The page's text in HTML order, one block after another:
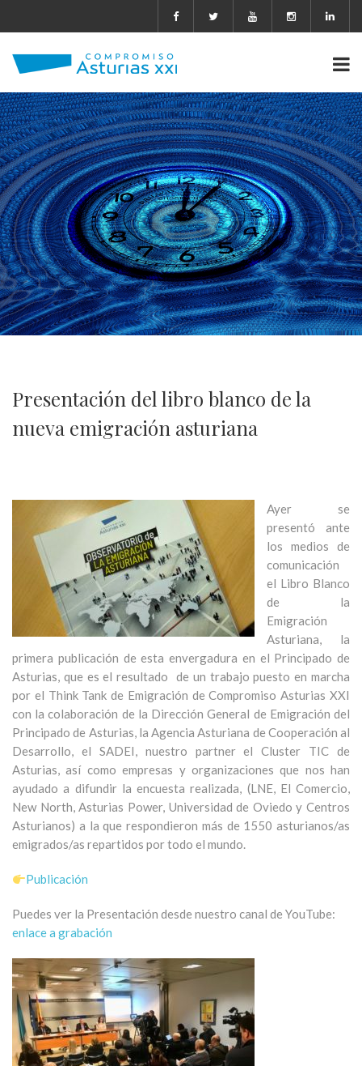
Presentación del libro blanco de la
nueva emigración asturiana
Ayer se
presentó ante
los medios de
comunicación
el Libro Blanco
de la
Emigración
Asturiana, la
primera publicación de esta envergadura en el Principado de
Asturias, que es el resultado de un trabajo puesto en marcha
por el Think Tank de Emigración de Compromiso Asturias XXI
con la colaboración de la Dirección General de Emigración del
Principado de Asturias, la Agencia Asturiana de Cooperación al
Desarrollo, el SADEI, nuestro partner el Cluster TIC de
Asturias, así como empresas y organizaciones que nos han
ayudado a difundir la encuesta realizada, (LNE, El Comercio,
New North, Asturias Power, Universidad de Oviedo y Centros
Asturianos) a la que respondieron más de 1550 asturianos/as
emigrados/as repartidos por todo el mundo.
Publicación
Puedes ver la Presentación desde nuestro canal de YouTube:
enlace a grabación